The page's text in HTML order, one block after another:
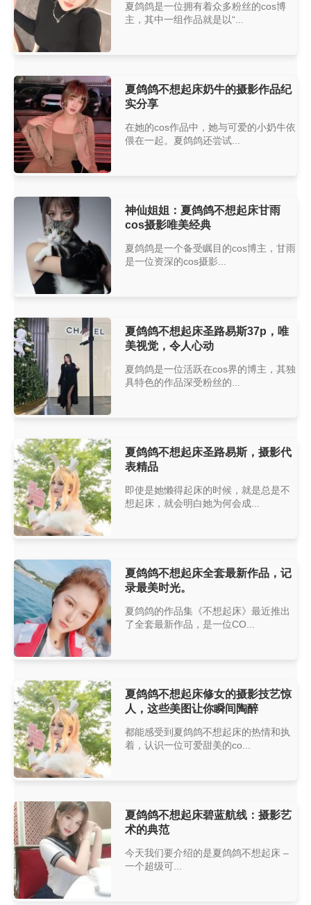
夏鸽鸽是一位拥有着众多粉丝的cos博
主，其中一组作品就是以“...
夏鸽鸽不想起床奶牛的摄影作品纪
实分享
在她的cos作品中，她与可爱的小奶牛依
偎在一起。夏鸽鸽还尝试...
神仙姐姐：夏鸽鸽不想起床甘雨
cos摄影唯美经典
夏鸽鸽是一个备受瞩目的cos博主，甘雨
是一位资深的cos摄影...
夏鸽鸽不想起床圣路易斯37p，唯
美视觉，令人心动
夏鸽鸽是一位活跃在cos界的博主，其独
具特色的作品深受粉丝的...
夏鸽鸽不想起床圣路易斯，摄影代
表精品
即使是她懒得起床的时候，就是总是不
想起床，就会明白她为何会成...
夏鸽鸽不想起床全套最新作品，记
录最美时光。
夏鸽鸽的作品集《不想起床》最近推出
了全套最新作品，是一位CO...
夏鸽鸽不想起床修女的摄影技艺惊
人，这些美图让你瞬间陶醉
都能感受到夏鸽鸽不想起床的热情和执
着，认识一位可爱甜美的co...
夏鸽鸽不想起床碧蓝航线：摄影艺
术的典范
今天我们要介绍的是夏鸽鸽不想起床 –
一个超级可...